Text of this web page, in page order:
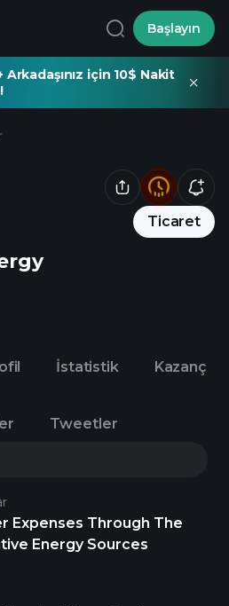
Başlayın
Arkadaşınız için 10$ Nakit
Ticaret
İstatistik Kazanç
Tweetler
Expenses Through The
Energy Sources